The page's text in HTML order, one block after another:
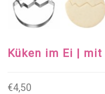
Küken im Ei |
€4,50